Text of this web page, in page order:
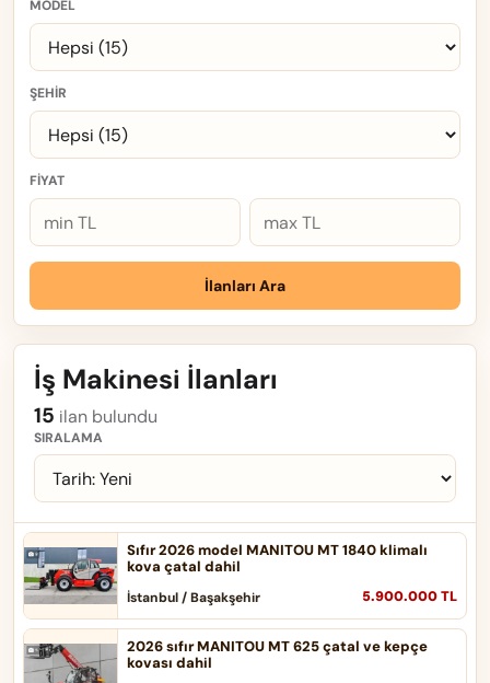
MODEL
ŞEHIR
FIYAT
İlanları Ara
İş Makinesi İlanları
15 ilan bulundu
SIRALAMA
Sıfır 2026 model MANITOU MT 1840 klimalı
kova çatal dahil
5.900.000 TL
İstanbul / Başakşehir
2026 sıfır MANITOU MT 625 çatal ve kepçe
kovası dahil